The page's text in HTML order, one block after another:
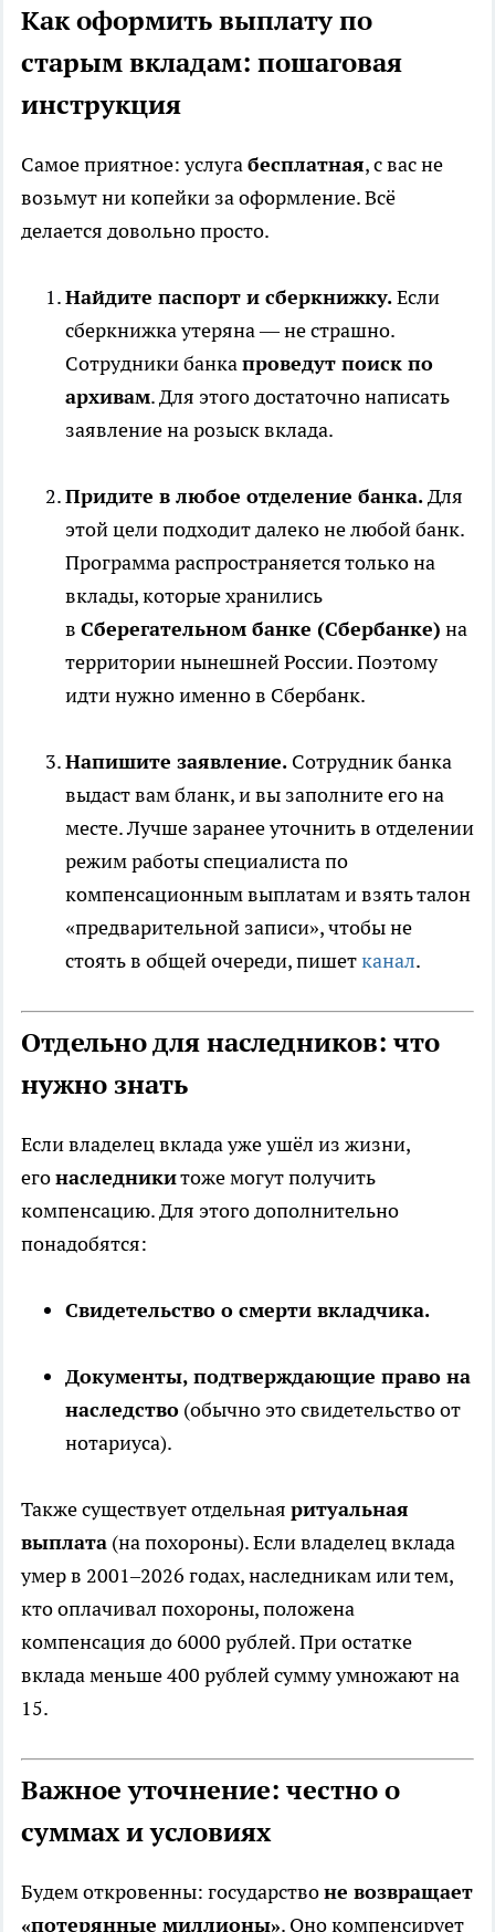
Как оформить выплату по
старым вкладам: пошаговая
инструкция
Самое приятное: услугабесплатная, с вас не
возьмут ни копейки за оформление. Всё
делается довольно просто.
Найдите паспорт и сберкнижку.Если
сберкнижка утеряна — не страшно.
Сотрудники банкапроведут поиск по
архивам. Для этого достаточно написать
заявление на розыск вклада.
Придите в любое отделение банка.Для
этой цели подходит далеко не любой банк.
Программа распространяется только на
вклады, которые хранились
в Сберегательном банке (Сбербанке) на
территории нынешней России. Поэтому
идти нужно именно в Сбербанк.
Напишите заявление. Сотрудник банка
выдаст вам бланк, и вы заполните его на
месте. Лучше заранее уточнить в отделении
режим работы специалиста по
компенсационным выплатам и взять талон
«предварительной записи», чтобы не
стоять в общей очереди, пишетканал.
Отдельно для наследников: что
нужно знать
Если владелец вклада уже ушёл из жизни,
егонаследникитоже могут получить
компенсацию. Для этого дополнительно
понадобятся:
Свидетельство о смерти вкладчика.
Документы, подтверждающие право на
наследство (обычно это свидетельство от
нотариуса).
Также существует отдельная ритуальная
выплата (на похороны). Если владелец вклада
умер в 2001–2026 годах, наследникам или тем,
кто оплачивал похороны, положена
компенсация до 6000 рублей. При остатке
вклада меньше 400 рублей сумму умножают на
15.
Важное уточнение: честно о
суммах и условиях
Будем откровенны: государствоне возвращает
«потерянные миллионы». Оно компенсирует